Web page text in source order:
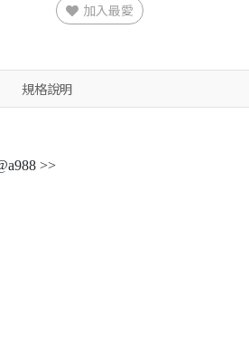
加入最愛
規格說明
>>